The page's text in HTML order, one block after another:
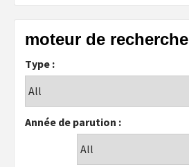
moteur de recherche
Type :
Année de parution :